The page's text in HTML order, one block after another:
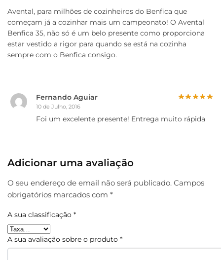
Avental, para milhões de cozinheiros do Benfica que
começam já a cozinhar mais um campeonato! O Avental
Benfica 35, não só é um belo presente como proporciona
estar vestido a rigor para quando se está na cozinha
sempre com o Benfica consigo.
Fernando Aguiar
10 de Julho, 2016
Foi um excelente presente! Entrega muito rápida
Adicionar uma avaliação
O seu endereço de email não será publicado. Campos
obrigatórios marcados com *
A sua classificação *
A sua avaliação sobre o produto *